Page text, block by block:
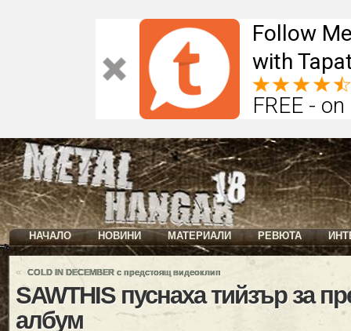
Follow
with
FREE -
НАЧАЛО НОВИНИ МАТЕРИАЛИ РЕВЮТА
« COLD IN DECEMBER с предстоящ видеоклип
SAWTHIS пуснаха тийзър за
албум